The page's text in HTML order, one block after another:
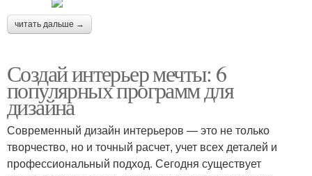
читать дальше →
Создай интерьер мечты: 6
популярных программ для
дизайна
Современный дизайн интерьеров — это не только
творчество, но и точный расчет, учет всех деталей и
профессиональный подход. Сегодня существует